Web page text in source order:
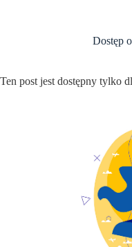
Dostęp
Ten post jest dostępny tylko